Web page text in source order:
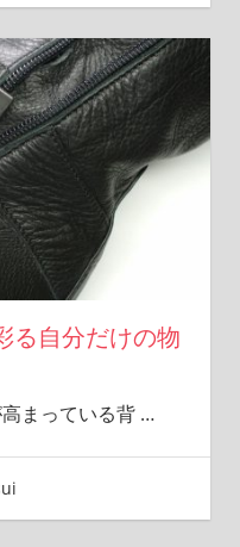
る自分だけの物
まっている背 …